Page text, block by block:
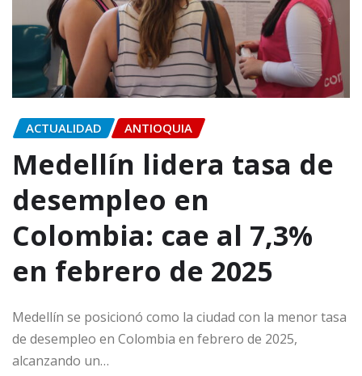
ACTUALIDAD ANTIOQUIA
Medellín lidera tasa de
desempleo en
Colombia: cae al 7,3%
en febrero de 2025
Medellín se posicionó como la ciudad con la menor tasa
de desempleo en Colombia en febrero de 2025,
alcanzando un…